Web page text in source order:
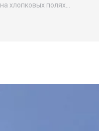
хлопковых полях…